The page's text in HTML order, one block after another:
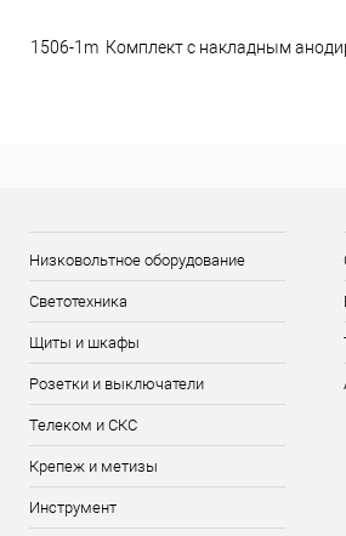
1506-1m Комплект с накладным
Низковольтное оборудование
Светотехника
Щиты и шкафы
Розетки и выключатели
Телеком и СКС
Крепеж и метизы
Инструмент